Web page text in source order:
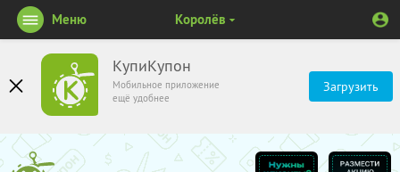
КупиКупон
Мобильное приложение
ещё удобнее
Загрузить
Меню Королёв